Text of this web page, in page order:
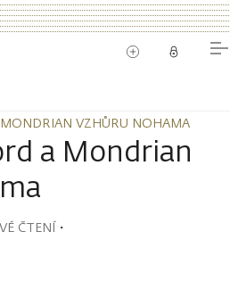
VZHŮRU NOHAMA
VZHŮRU NOHAMA
a Mondrian
ČTENÍ・